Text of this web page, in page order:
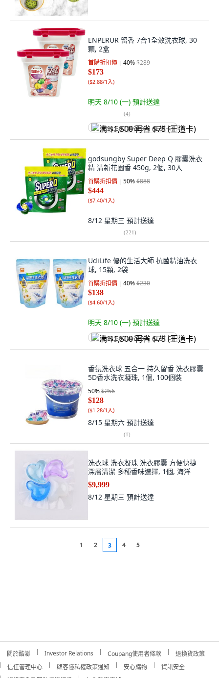
ENPERUR 留香 7合1全效洗衣球, 30
顆, 2盒
首購折扣價 40%$289
$173
($2.88/1入)
明天 8/10 (一) 預計送達
(4)
满 $1,500 再省 $75 (王道卡)
godsungby Super Deep Q 膠囊洗衣
精 清新花園香 450g, 2個, 30入
首購折扣價 50%$888
$444
($7.40/1入)
8/12 星期三 預計送達
(221)
UdiLife 優的生活大師 抗菌精油洗衣
球, 15顆, 2袋
首購折扣價 40%$230
$138
($4.60/1入)
明天 8/10 (一) 預計送達
满 $1,500 再省 $75 (王道卡)
香氛洗衣球 五合一 持久留香 洗衣膠囊
5D香水洗衣凝珠, 1個, 100個裝
50%$256
$128
($1.28/1入)
8/15 星期六 預計送達
(1)
洗衣球 洗衣凝珠 洗衣膠囊 方便快捷
深層清潔 多種香味選擇, 1個, 海洋
$9,999
8/12 星期三 預計送達
1 2 3 4 5
關於酷澎 Investor Relations Coupang使用者條款
退換貨政策
信任管理中心
顧客隱私權政策通知 安心購物
資訊安全